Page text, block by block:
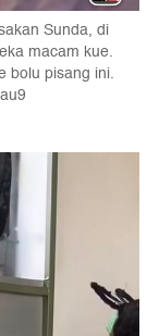
Sunda, di
macam kue.
bolu pisang ini.